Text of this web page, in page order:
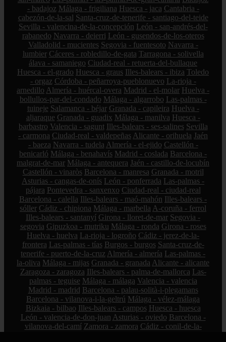
- badajoz Málaga - frigiliana Huesca - jaca Cantabria -
cabezón-de-la-sal Santa-cruz-de-tenerife - santiago-del-teide
Sevilla - valencina-de-la-concepción León - san-andrés-del-
rabanedo Navarra - deierri León - gusendos-de-los-oteros
Valladolid - mucientes Segovia - fuentesoto Navarra -
lumbier Cáceres - robledillo-de-gata Tarragona - solivella
álava - samaniego Ciudad-real - retuerta-del-bullaque
Huesca - el-grado Huesca - graus Illes-balears - ibiza Toledo
- orgaz Córdoba - peñarroya-pueblonuevo La-rioja -
arnedillo Almería - huércal-overa Madrid - el-molar Huelva -
bollullos-par-del-condado Málaga - algarrobo Las-palmas -
tuineje Salamanca - béjar Granada - capileira Huelva -
aljaraque Granada - guadix Málaga - manilva Huesca -
barbastro Valencia - sagunt Illes-balears - ses-salines Sevilla
- carmona Ciudad-real - valdepeñas Alicante - orihuela Jaén
- baeza Navarra - tudela Almería - el-ejido Castellón -
benicarló Málaga - benahavís Madrid - coslada Barcelona -
malgrat-de-mar Málaga - antequera Jaén - castillo-de-locubín
Castellón - vinaròs Barcelona - manresa Granada - motril
Asturias - cangas-de-onís León - ponferrada Las-palmas -
pájara Pontevedra - sanxenxo Ciudad-real - ciudad-real
Barcelona - calella Illes-balears - maó-mahón Illes-balears -
sóller Cádiz - chipiona Málaga - marbella A-coruña - ferrol
Illes-balears - santanyí Girona - lloret-de-mar Segovia -
segovia Gipuzkoa - mutriku Málaga - ronda Girona - roses
Huelva - huelva La-rioja - logroño Cádiz - jerez-de-la-
frontera Las-palmas - tías Burgos - burgos Santa-cruz-de-
tenerife - puerto-de-la-cruz Almería - almería Las-palmas -
la-oliva Málaga - mijas Granada - granada Alicante - alicante
Zaragoza - zaragoza Illes-balears - palma-de-mallorca Las-
palmas - teguise Málaga - málaga Valencia - valencia
Madrid - madrid Barcelona - palau-solità-i-plegamans
Barcelona - vilanova-i-la-geltrú Málaga - vélez-málaga
Bizkaia - bilbao Illes-balears - campos Huesca - huesca
León - valencia-de-don-juan Asturias - oviedo Barcelona -
vilanova-del-camí Zamora - zamora Cádiz - conil-de-la-